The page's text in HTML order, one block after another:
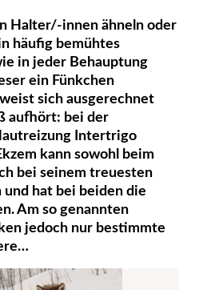
Halter/-innen ähneln oder
häufig bemühtes
in jeder Behauptung
ein Fünkchen
sich ausgerechnet
aufhört: bei der
Intertrigo
kann sowohl beim
bei seinem treuesten
und hat bei beiden die
Am so genannten
jedoch nur bestimmte